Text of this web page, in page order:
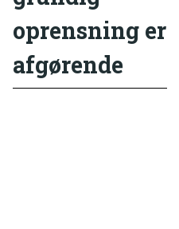
oprensning er
afgørende